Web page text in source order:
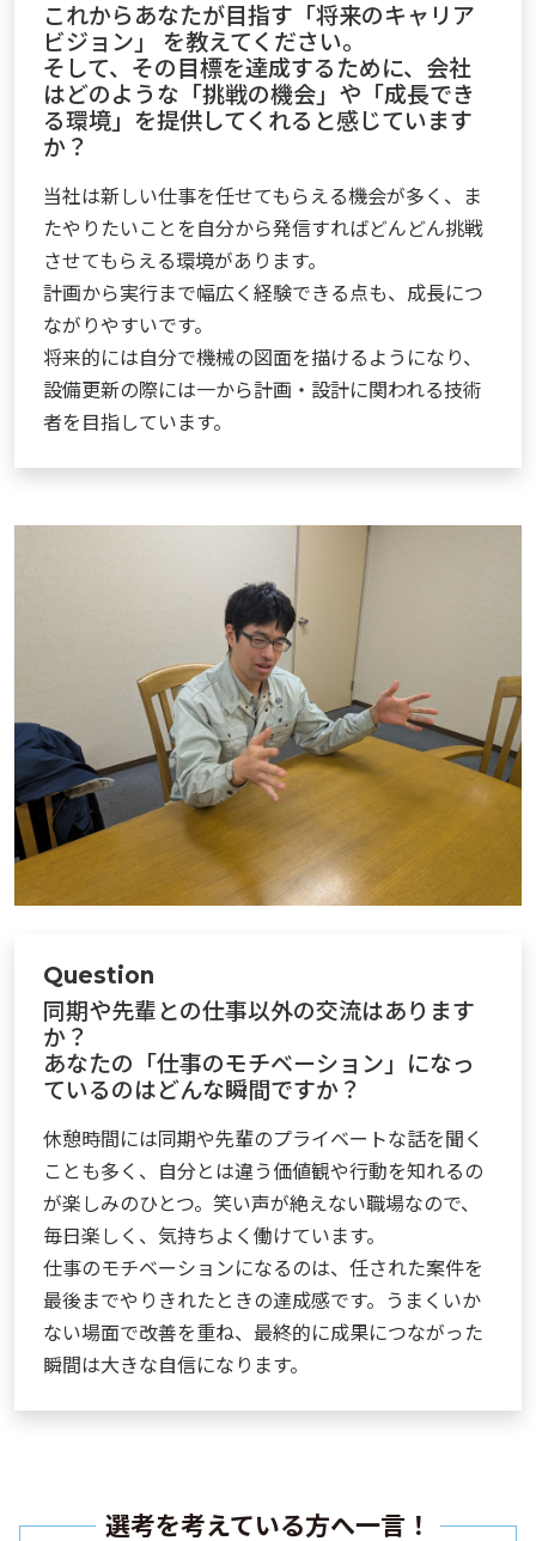
これからあなたが目指す「将来のキャリア
ビジョン」 を教えてください。
そして、その目標を達成するために、会社
はどのような「挑戦の機会」や「成長でき
る環境」を提供してくれると感じています
か？
当社は新しい仕事を任せてもらえる機会が多く、ま
たやりたいことを自分から発信すればどんどん挑戦
させてもらえる環境があります。
計画から実行まで幅広く経験できる点も、成長につ
ながりやすいです。
将来的には自分で機械の図面を描けるようになり、
設備更新の際には一から計画・設計に関われる技術
者を目指しています。
Question
同期や先輩との仕事以外の交流はあります
か？
あなたの「仕事のモチベーション」になっ
ているのはどんな瞬間ですか？
休憩時間には同期や先輩のプライベートな話を聞く
ことも多く、自分とは違う価値観や行動を知れるの
が楽しみのひとつ。笑い声が絶えない職場なので、
毎日楽しく、気持ちよく働けています。
仕事のモチベーションになるのは、任された案件を
最後までやりきれたときの達成感です。うまくいか
ない場面で改善を重ね、最終的に成果につながった
瞬間は大きな自信になります。
選考を考えている方へ一言！